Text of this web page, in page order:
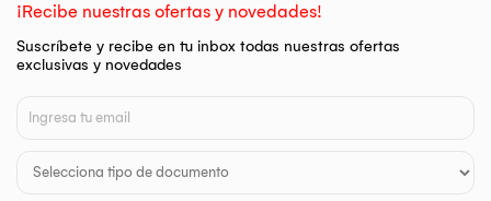
¡Recibe nuestras ofertas y novedades!
Suscríbete y recibe en tu inbox todas nuestras ofertas
exclusivas y novedades